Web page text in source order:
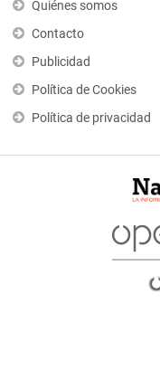
Quiénes somos
Contacto
Publicidad
Política de Cookies
Política de privacidad